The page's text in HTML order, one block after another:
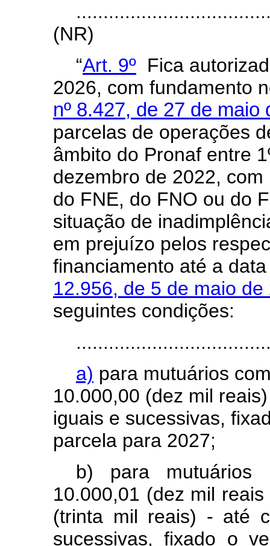
(NR)
“Art. 9º Fica
2026, com fundamento
nº 8.427, de 27 de maio
parcelas de operações
âmbito do Pronaf entre
dezembro de 2022,
do FNE, do FNO ou do
situação de
em prejuízo pelos
financiamento até a
12.956, de 5 de maio de
seguintes condições:
a) para mutuários
10.000,00 (dez mil
iguais e sucessivas,
parcela para 2027;
b) para
10.000,01 (dez mil
(trinta mil reais) - até
sucessivas, fixado o